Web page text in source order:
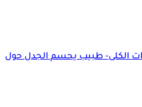
الكلى- طبيب يحسم الجدل حول